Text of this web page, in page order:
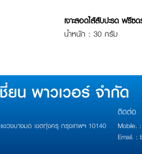
เงาะสอดไส้สับปะรด ฟรีซ
น้ำหนัก : 30 กรัม
ยน พาวเวอร์ จำกัด
วงบางมด เขตทุ่งครุ กรุงเทพฯ 10140
ติดต่อ
Mobile.
Email. :